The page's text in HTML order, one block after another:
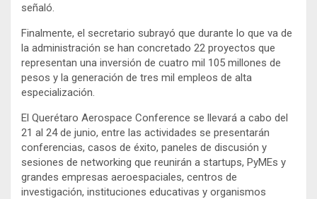
señaló.
Finalmente, el secretario subrayó que durante lo que va de
la administración se han concretado 22 proyectos que
representan una inversión de cuatro mil 105 millones de
pesos y la generación de tres mil empleos de alta
especialización.
El Querétaro Aerospace Conference se llevará a cabo del
21 al 24 de junio, entre las actividades se presentarán
conferencias, casos de éxito, paneles de discusión y
sesiones de networking que reunirán a startups, PyMEs y
grandes empresas aeroespaciales, centros de
investigación, instituciones educativas y organismos